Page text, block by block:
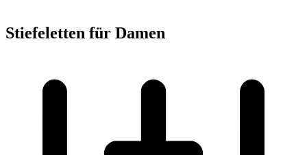
Stiefeletten für Damen